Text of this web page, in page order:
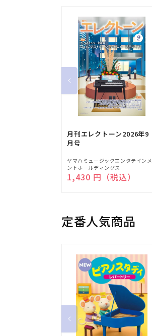
月刊エレクトーン2026年9
月号
販
売
元:
ヤマハミュージックエンタテインメ
ントホールディングス
通常価格
1,430 円（税込）
定番人気商品